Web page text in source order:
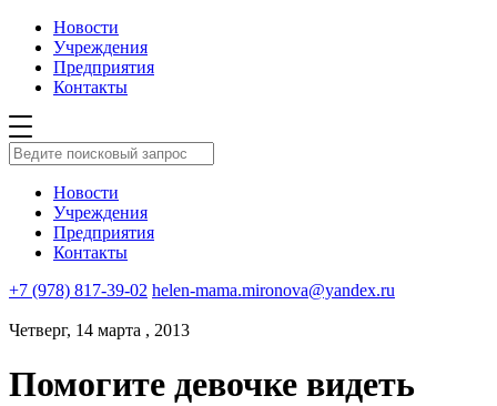
Новости
Учреждения
Предприятия
Контакты
Новости
Учреждения
Предприятия
Контакты
+7 (978) 817-39-02 helen-mama.mironova@yandex.ru
Четверг, 14 марта , 2013
Помогите девочке видеть